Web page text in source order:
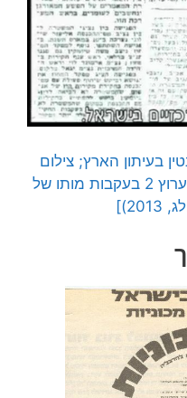
בעיתון הארץ; צילום
מסך מתוך כתבת הטלוויזיה בערוץ 2 בעקבות מותו של